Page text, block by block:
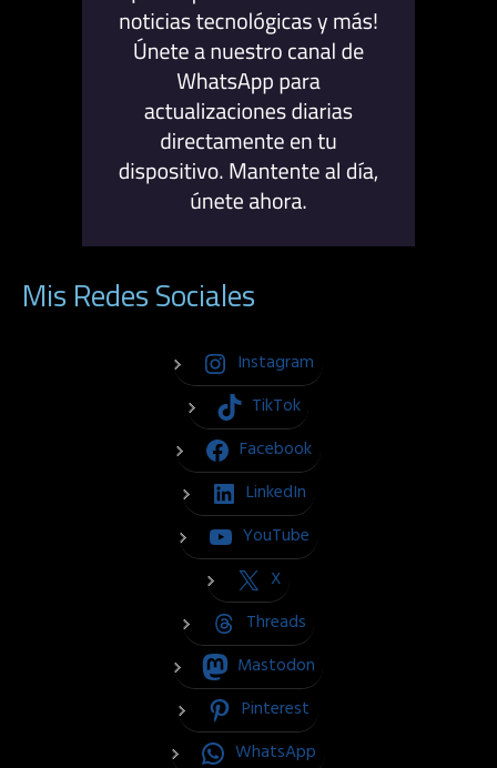
Mis Redes Sociales
Instagram
TikTok
Facebook
LinkedIn
YouTube
X
Threads
Mastodon
Pinterest
WhatsApp